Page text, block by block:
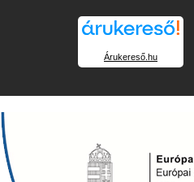
Árukereső.hu